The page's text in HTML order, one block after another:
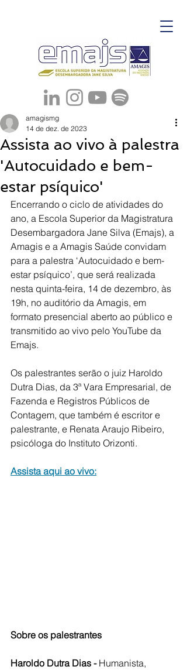
Assista ao vivo à palestra
'Autocuidado e bem-
estar psíquico'
amagismg
14 de dez. de 2023
Encerrando o ciclo de atividades do
ano, a Escola Superior da Magistratura
Desembargadora Jane Silva (Emajs), a
Amagis e a Amagis Saúde convidam
para a palestra ‘Autocuidado e bem-
estar psíquico’, que será realizada
nesta quinta-feira, 14 de dezembro, às
19h, no auditório da Amagis, em
formato presencial aberto ao público e
transmitido ao vivo pelo YouTube da
Emajs.
Os palestrantes serão o juiz Haroldo
Dutra Dias, da 3ª Vara Empresarial, de
Fazenda e Registros Públicos de
Contagem, que também é escritor e
palestrante, e Renata Araujo Ribeiro,
psicóloga do Instituto Orizonti.
Assista aqui ao vivo:
Sobre os palestrantes
Haroldo Dutra Dias - Humanista,